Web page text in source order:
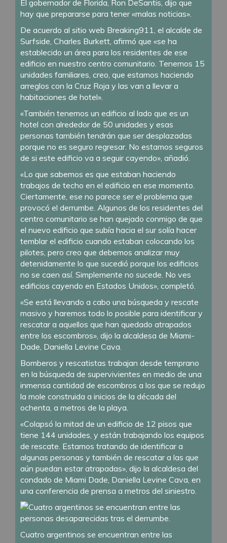
El gobernador de Florida, Ron DeSantis, dijo que
hay que prepararse para tener «malas noticias».
De acuerdo al sitio web Breaking911, el alcalde de
Surfside, Charles Burkett, afirmó que «se ha
establecido un área para los residentes de ese
edificio en nuestro centro comunitario. Tenemos 15
unidades familiares, creo, que estamos haciendo
arreglos con la Cruz Roja y las van a llevar a
habitaciones de hotel».
«También tenemos un edificio al lado que es un
hotel con alrededor de 50 unidades y esas
personas también tendrán que ser desplazadas
porque no es seguro regresar. No estamos seguros
de si este edificio va a seguir cayendo», añadió.
«Lo que sabemos es que estaban haciendo
trabajos de techo en el edificio en ese momento.
Ciertamente, ese no parece ser el problema que
provocó el derrumbe. Algunos de los residentes del
centro comunitario se han quejado conmigo de que
el nuevo edificio que subía hacia el sur solía hacer
temblar el edificio cuando estaban colocando los
pilotes, pero creo que debemos analizar muy
detenidamente lo que sucedió porque los edificios
no se caen así. Simplemente no sucede. No ves
edificios cayendo en Estados Unidos», completó.
«Se está llevando a cabo una búsqueda y rescate
masivo y haremos todo lo posible para identificar y
rescatar a aquellos que han quedado atrapados
entre los escombros», dijo la alcaldesa de Miami-
Dade, Daniella Levine Cava.
Bomberos y rescatistas trabajan desde temprano
en la búsqueda de supervivientes en medio de una
inmensa cantidad de escombros a los que se redujo
la mole construida a inicios de la década del
ochenta, a metros de la playa.
«Colapsó la mitad de un edificio de 12 pisos que
tiene 144 unidades, y están trabajando los equipos
de rescate. Estamos tratando de identificar a
algunas personas y también de rescatar a las que
aún puedan estar atrapadas», dijo la alcaldesa del
condado de Miami Dade, Daniella Levine Cava, en
una conferencia de prensa a metros del siniestro.
Cuatro argentinos se encuentran entre las